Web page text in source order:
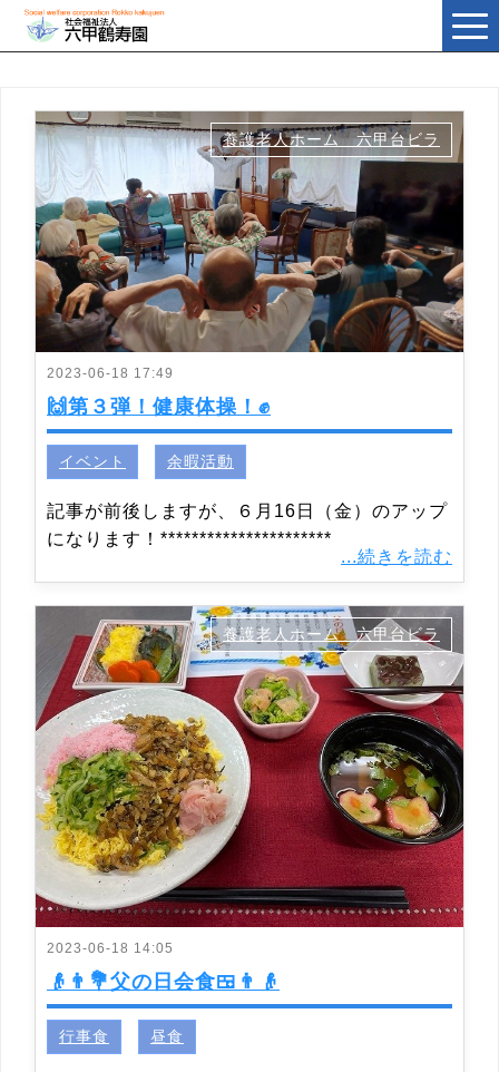
t
o
g
2023-06-18 17:49
🙌第３弾！健康体操！✊
養護老人ホーム 六甲台ビラ
イベント 余暇活動
記事が前後しますが、６月16日（金）のアップ
になります！**********************
...続きを読む
2023-06-18 14:05
👴👨💐父の日会食🍱👨👴
養護老人ホーム 六甲台ビラ
行事食 昼食